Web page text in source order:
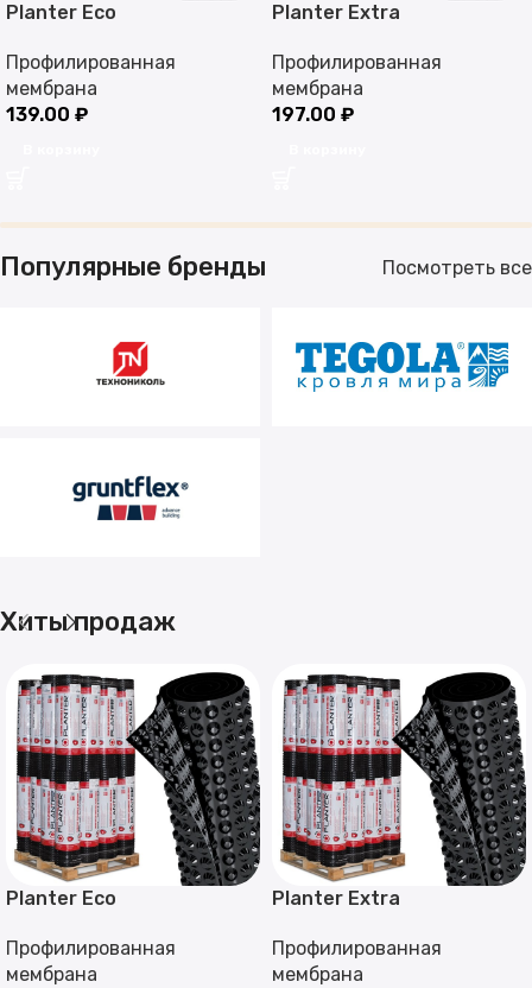
Planter Eco
Профилированная
мембрана
139.00 ₽
Planter Extra
Профилированная
мембрана
197.00 ₽
Популярные бренды Посмотреть все
Хиты продаж
Planter Eco
Профилированная
мембрана
Planter Extra
Профилированная
мембрана